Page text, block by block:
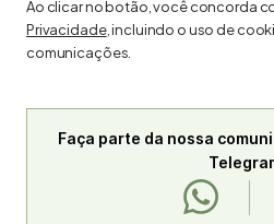
Ao clicar no botão, você concorda
Privacidade, incluindo o uso de
comunicações.
Faça parte da nossa